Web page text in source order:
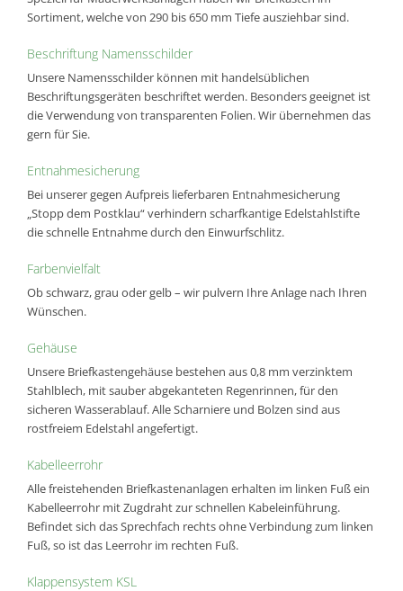
Sortiment, welche von 290 bis 650 mm Tiefe ausziehbar sind.
Beschriftung Namensschilder
Unsere Namensschilder können mit handelsüblichen
Beschriftungsgeräten beschriftet werden. Besonders geeignet ist
die Verwendung von transparenten Folien. Wir übernehmen das
gern für Sie.
Entnahmesicherung
Bei unserer gegen Aufpreis lieferbaren Entnahmesicherung
„Stopp dem Postklau“ verhindern scharfkantige Edelstahlstifte
die schnelle Entnahme durch den Einwurfschlitz.
Farbenvielfalt
Ob schwarz, grau oder gelb – wir pulvern Ihre Anlage nach Ihren
Wünschen.
Gehäuse
Unsere Briefkastengehäuse bestehen aus 0,8 mm verzinktem
Stahlblech, mit sauber abgekanteten Regenrinnen, für den
sicheren Wasserablauf. Alle Scharniere und Bolzen sind aus
rostfreiem Edelstahl angefertigt.
Kabelleerrohr
Alle freistehenden Briefkastenanlagen erhalten im linken Fuß ein
Kabelleerrohr mit Zugdraht zur schnellen Kabeleinführung.
Befindet sich das Sprechfach rechts ohne Verbindung zum linken
Fuß, so ist das Leerrohr im rechten Fuß.
Klappensystem KSL